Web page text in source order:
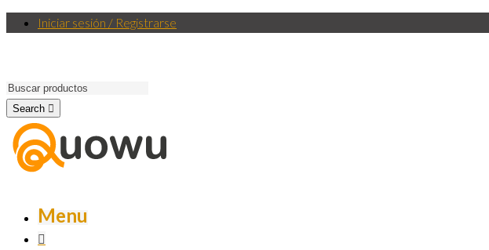
Iniciar sesión / Registrarse
Search
Menu